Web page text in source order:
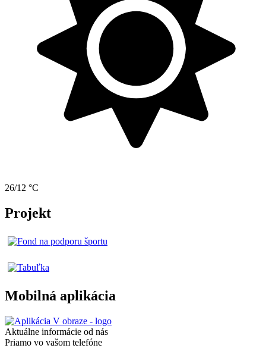
26/12 °C
Projekt
Mobilná aplikácia
Aktuálne informácie od nás
Priamo vo vašom telefóne